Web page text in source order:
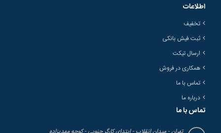
اطلاعات
تخفیف
ثبت فیش بانکی
ارسال تیکت
همکاری در فروش
تماس با ما
درباره ما
تماس با ما